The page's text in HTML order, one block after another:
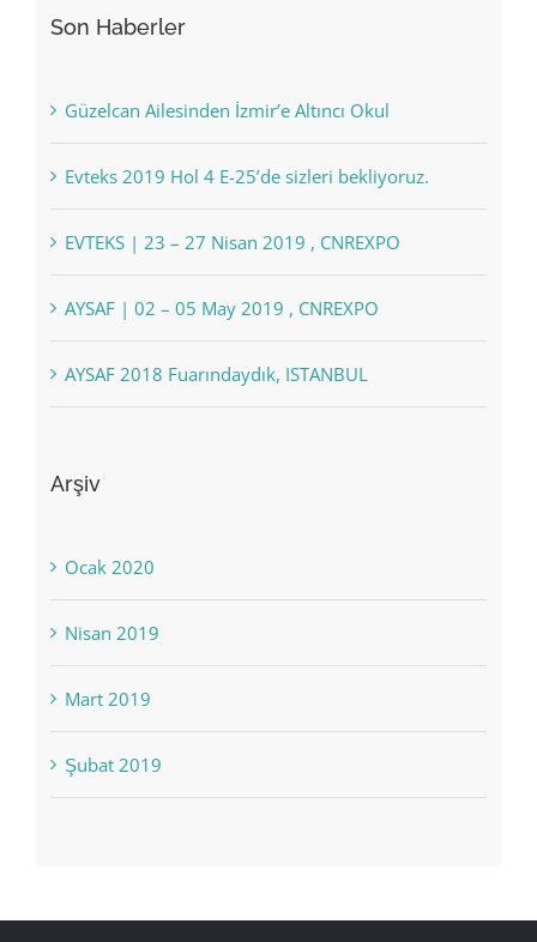
Son Haberler
Güzelcan Ailesinden İzmir’e Altıncı Okul
Evteks 2019 Hol 4 E-25’de sizleri bekliyoruz.
EVTEKS | 23 – 27 Nisan 2019 , CNREXPO
AYSAF | 02 – 05 May 2019 , CNREXPO
AYSAF 2018 Fuarındaydık, ISTANBUL
Arşiv
Ocak 2020
Nisan 2019
Mart 2019
Şubat 2019